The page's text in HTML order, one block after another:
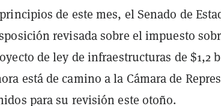
de este mes, el Senado de
revisada sobre el impuesto
de ley de infraestructuras de $1,2
está de camino a la Cámara de
para su revisión este otoño.